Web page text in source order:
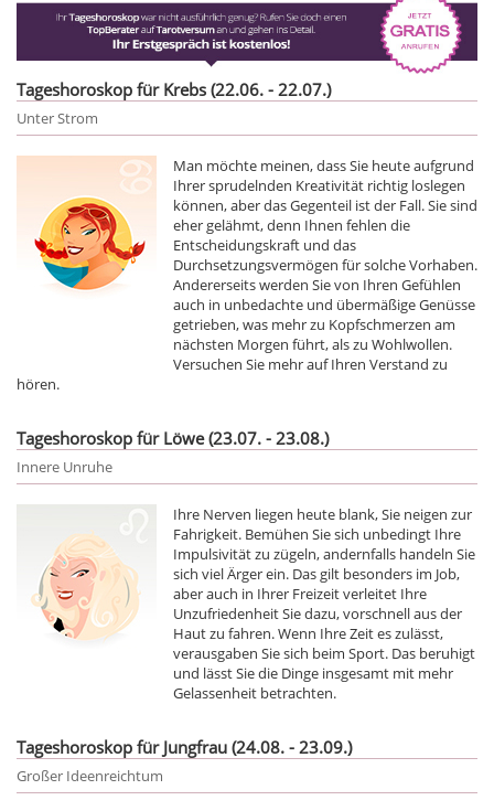
Tageshoroskop für Krebs (22.06. - 22.07.)
Unter Strom
Man möchte meinen, dass Sie heute aufgrund
Ihrer sprudelnden Kreativität richtig loslegen
können, aber das Gegenteil ist der Fall. Sie sind
eher gelähmt, denn Ihnen fehlen die
Entscheidungskraft und das
Durchsetzungsvermögen für solche Vorhaben.
Andererseits werden Sie von Ihren Gefühlen
auch in unbedachte und übermäßige Genüsse
getrieben, was mehr zu Kopfschmerzen am
nächsten Morgen führt, als zu Wohlwollen.
Versuchen Sie mehr auf Ihren Verstand zu
hören.
Tageshoroskop für Löwe (23.07. - 23.08.)
Innere Unruhe
Ihre Nerven liegen heute blank, Sie neigen zur
Fahrigkeit. Bemühen Sie sich unbedingt Ihre
Impulsivität zu zügeln, andernfalls handeln Sie
sich viel Ärger ein. Das gilt besonders im Job,
aber auch in Ihrer Freizeit verleitet Ihre
Unzufriedenheit Sie dazu, vorschnell aus der
Haut zu fahren. Wenn Ihre Zeit es zulässt,
verausgaben Sie sich beim Sport. Das beruhigt
und lässt Sie die Dinge insgesamt mit mehr
Gelassenheit betrachten.
Tageshoroskop für Jungfrau (24.08. - 23.09.)
Großer Ideenreichtum